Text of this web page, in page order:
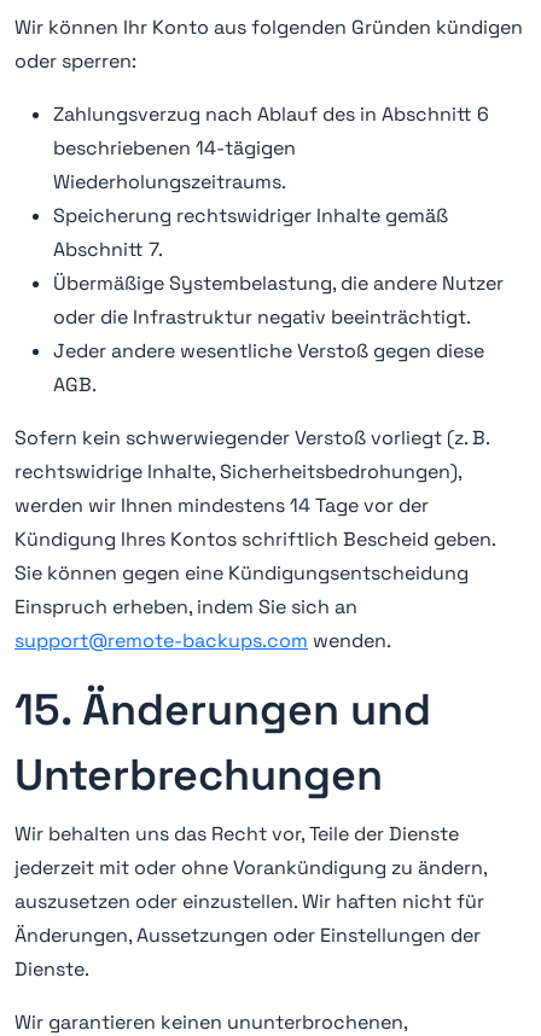
Wir können Ihr Konto aus folgenden Gründen kündigen
oder sperren:
Zahlungsverzug nach Ablauf des in Abschnitt 6
beschriebenen 14-tägigen
Wiederholungszeitraums.
Speicherung rechtswidriger Inhalte gemäß
Abschnitt 7.
Übermäßige Systembelastung, die andere Nutzer
oder die Infrastruktur negativ beeinträchtigt.
Jeder andere wesentliche Verstoß gegen diese
AGB.
Sofern kein schwerwiegender Verstoß vorliegt (z. B.
rechtswidrige Inhalte, Sicherheitsbedrohungen),
werden wir Ihnen mindestens 14 Tage vor der
Kündigung Ihres Kontos schriftlich Bescheid geben.
Sie können gegen eine Kündigungsentscheidung
Einspruch erheben, indem Sie sich an
support@remote-backups.com wenden.
15. Änderungen und
Unterbrechungen
Wir behalten uns das Recht vor, Teile der Dienste
jederzeit mit oder ohne Vorankündigung zu ändern,
auszusetzen oder einzustellen. Wir haften nicht für
Änderungen, Aussetzungen oder Einstellungen der
Dienste.
Wir garantieren keinen ununterbrochenen,